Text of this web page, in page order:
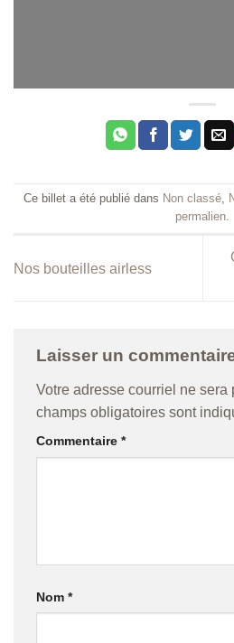
Ce billet a été publié dans Non classé,
permalien.
Nos bouteilles airless
Laisser un
Votre adresse courriel ne sera
champs obligatoires sont
Commentaire *
Nom *